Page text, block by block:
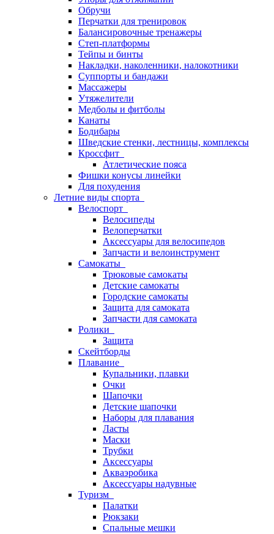
Обручи
Перчатки для тренировок
Балансировочные тренажеры
Степ-платформы
Тейпы и бинты
Накладки, наколенники, налокотники
Суппорты и бандажи
Массажеры
Утяжелители
Медболы и фитболы
Канаты
Бодибары
Шведские стенки, лестницы, комплексы
Кроссфит
Атлетические пояса
Фишки конусы линейки
Для похудения
Летние виды спорта
Велоспорт
Велосипеды
Велоперчатки
Аксессуары для велосипедов
Запчасти и велоинструмент
Самокаты
Трюковые самокаты
Детские самокаты
Городские самокаты
Защита для самоката
Запчасти для самоката
Ролики
Защита
Скейтборды
Плавание
Купальники, плавки
Очки
Шапочки
Детские шапочки
Наборы для плавания
Ласты
Маски
Трубки
Аксессуары
Акваэробика
Аксессуары надувные
Туризм
Палатки
Рюкзаки
Спальные мешки